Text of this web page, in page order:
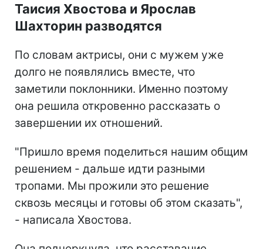
Таисия Хвостова и Ярослав
Шахторин разводятся
По словам актрисы, они с мужем уже
долго не появлялись вместе, что
заметили поклонники. Именно поэтому
она решила откровенно рассказать о
завершении их отношений.
"Пришло время поделиться нашим общим
решением - дальше идти разными
тропами. Мы прожили это решение
сквозь месяцы и готовы об этом сказать",
- написала Хвостова.